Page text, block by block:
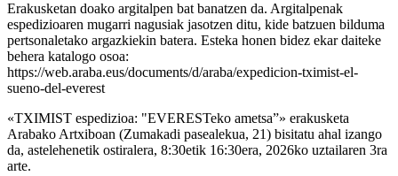
Erakusketan doako argitalpen bat banatzen da. Argitalpenak
espedizioaren mugarri nagusiak jasotzen ditu, kide batzuen bilduma
pertsonaletako argazkiekin batera. Esteka honen bidez ekar daiteke
behera katalogo osoa:
https://web.araba.eus/documents/d/araba/expedicion-tximist-el-
sueno-del-everest
«TXIMIST espedizioa: "EVERESTeko ametsa”» erakusketa
Arabako Artxiboan (Zumakadi pasealekua, 21) bisitatu ahal izango
da, astelehenetik ostiralera, 8:30etik 16:30era, 2026ko uztailaren 3ra
arte.